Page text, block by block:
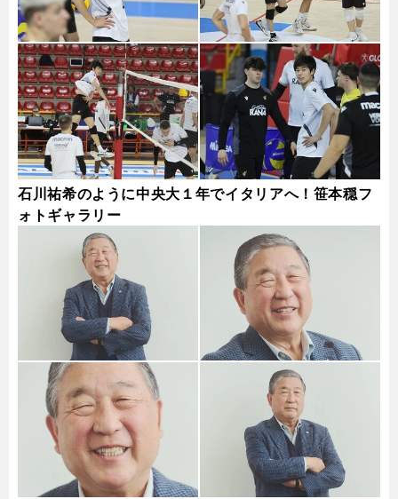
石川祐希のように中央大１年でイタリアへ！笹本穏フ
ォトギャラリー